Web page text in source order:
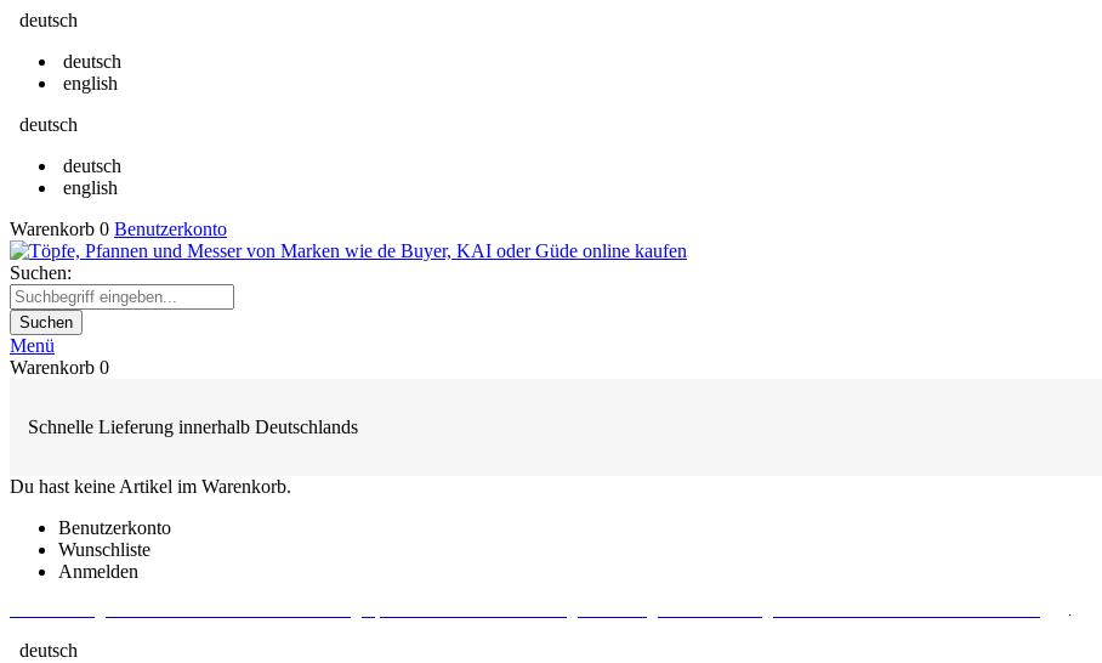
deutsch
deutsch
english
deutsch
deutsch
english
Warenkorb 0 Benutzerkonto
Suchen:
Suchen
Menü
Warenkorb 0
Schnelle Lieferung innerhalb Deutschlands
Du hast keine Artikel im Warenkorb.
Benutzerkonto
Wunschliste
Anmelden
.
deutsch